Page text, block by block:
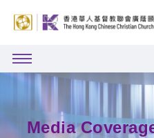
Media